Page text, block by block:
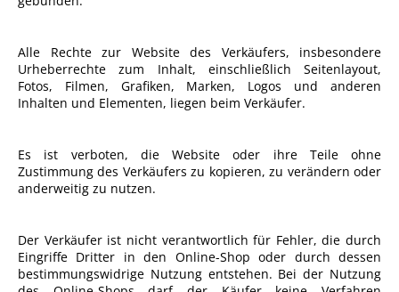
Alle Rechte zur Website des Verkäufers, insbesondere
Urheberrechte zum Inhalt, einschließlich Seitenlayout,
Fotos, Filmen, Grafiken, Marken, Logos und anderen
Inhalten und Elementen, liegen beim Verkäufer.
Es ist verboten, die Website oder ihre Teile ohne
Zustimmung des Verkäufers zu kopieren, zu verändern oder
anderweitig zu nutzen.
Der Verkäufer ist nicht verantwortlich für Fehler, die durch
Eingriffe Dritter in den Online-Shop oder durch dessen
bestimmungswidrige Nutzung entstehen. Bei der Nutzung